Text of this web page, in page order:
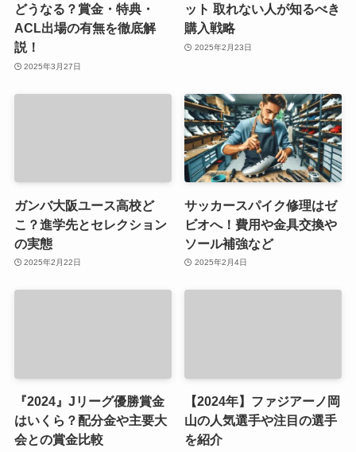
どうなる？賞金・特典・
ACL出場の有無を徹底解
説！
2025年3月27日
ット 取れない人が知るべき
購入戦略
2025年2月23日
ガンバ大阪ユース高校ど
こ？進学先とセレクション
の実態
2025年2月22日
サッカースパイク修理はゼ
ビオへ！費用や金具交換や
ソール補強など
2025年2月4日
『2024』Jリーグ優勝賞金
はいくら？配分金や主要大
会との賞金比較
【2024年】ファジアーノ岡
山の人気選手や注目の選手
を紹介